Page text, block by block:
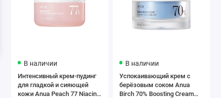
В наличии
Интенсивный крем-пудинг
для гладкой и сияющей
кожи Anua Peach 77 Niacin
В наличии
Успокаивающий крем с
берёзовым соком Anua
Birch 70% Boosting Cream